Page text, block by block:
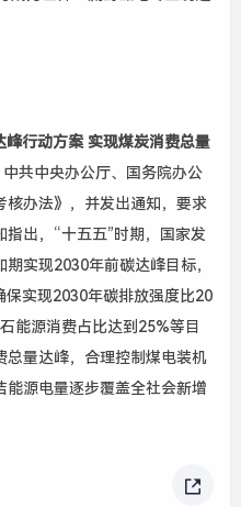
峰行动方案 实现煤炭消费总量
共中央办公厅、国务院办公
核办法》，并发出通知，要求
出，“十五五”时期，国家发
实现2030年前碳达峰目标，
保实现2030年碳排放强度比20
能源消费占比达到25%等目
总量达峰，合理控制煤电装机
能源电量逐步覆盖全社会新增